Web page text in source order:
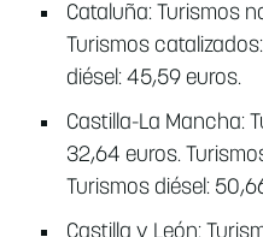
Cataluña: Turismos
Turismos
diésel: 45,59 euros.
Castilla-La Mancha:
32,64 euros.
Turismos diésel: